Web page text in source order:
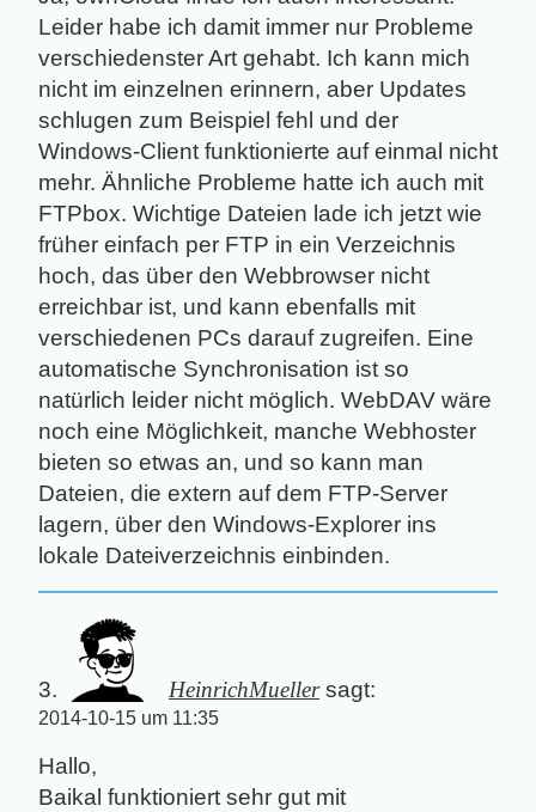
Leider habe ich damit immer nur Probleme
verschiedenster Art gehabt. Ich kann mich
nicht im einzelnen erinnern, aber Updates
schlugen zum Beispiel fehl und der
Windows-Client funktionierte auf einmal nicht
mehr. Ähnliche Probleme hatte ich auch mit
FTPbox. Wichtige Dateien lade ich jetzt wie
früher einfach per FTP in ein Verzeichnis
hoch, das über den Webbrowser nicht
erreichbar ist, und kann ebenfalls mit
verschiedenen PCs darauf zugreifen. Eine
automatische Synchronisation ist so
natürlich leider nicht möglich. WebDAV wäre
noch eine Möglichkeit, manche Webhoster
bieten so etwas an, und so kann man
Dateien, die extern auf dem FTP-Server
lagern, über den Windows-Explorer ins
lokale Dateiverzeichnis einbinden.
HeinrichMuellersagt:
2014-10-15 um 11:35
Hallo,
Baikal funktioniert sehr gut mit